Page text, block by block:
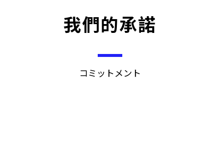
我們的承諾
コミットメント